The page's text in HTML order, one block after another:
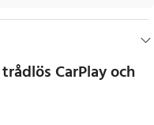
CarPlay och